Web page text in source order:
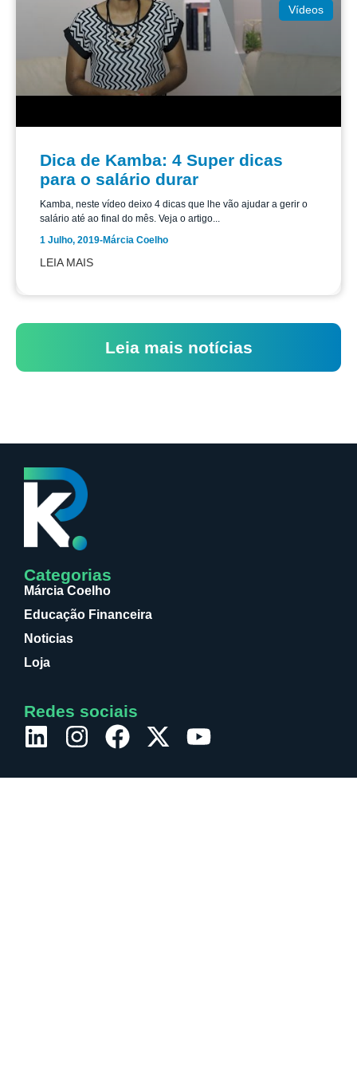
Vídeos
Dica de Kamba: 4 Super dicas
para o salário durar
Kamba, neste vídeo deixo 4 dicas que lhe vão ajudar a gerir o
salário até ao final do mês. Veja o artigo...
1 Julho, 2019-Márcia Coelho
LEIA MAIS
Leia mais notícias
Categorias
Márcia Coelho
Educação Financeira
Noticias
Loja
Redes sociais